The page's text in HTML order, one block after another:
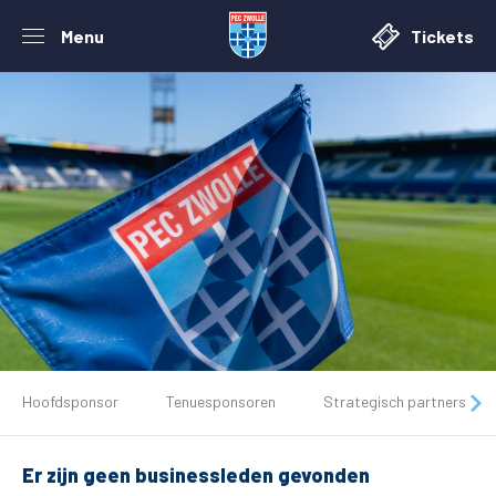
Menu Tickets
Tickets
Matchdays
Hoofdsponsor Tenuesponsoren Strategisch partners
Er zijn geen businessleden gevonden